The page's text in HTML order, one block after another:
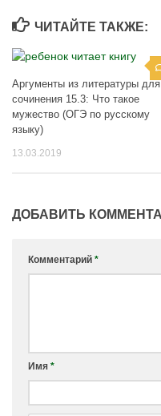
ЧИТАЙТЕ ТАКЖЕ:
Аргументы из литературы для
сочинения 15.3: Что такое
мужество (ОГЭ по русскому
языку)
13.03.2019
ДОБАВИТЬ
Комментарий *
Имя *